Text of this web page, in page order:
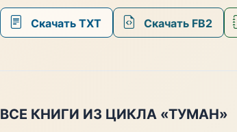
Скачать TXT Скачать FB2
ВСЕ КНИГИ ИЗ ЦИКЛА «ТУМАН»